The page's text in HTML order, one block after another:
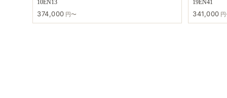
10EN13
374,000 円〜
19EN41
341,000